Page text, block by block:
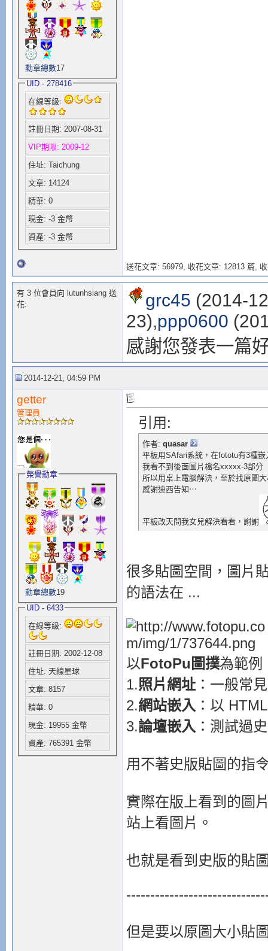
勳章總數17
UID - 278416
在線等級:
註冊日期: 2007-08-31
VIP期限: 2009-12
住址: Taichung
文章: 14124
精華: 0
現金: -3 金幣
資產: -3 金幣
送花文章: 56979, 收花文章: 12813 篇,
有 3 位會員向 lutunhsiang 送
花:
grc45 (2014-
23),ppp0600
感謝您發表一篇
2014-12-21, 04:59 PM
getter
管理員
榮譽勳章
勳章總數19
UID - 6433
在線等級:
註冊日期: 2002-12-08
住址: 天線星球
文章: 8157
精華: 0
現金: 19955 金幣
資產: 765391 金幣
引用:
作者: quasar
平板用SAfari系統，在fototu有3種嵌
我看不到後面圖片檔名xxxxx-3部分
所以用桌上電腦解決，至於找原圖
感謝迪西告知⋯
平板改天問我女兒解決看看，謝謝
很多貼圖空間，圖片
的語法在 ...
以FotoPu圖撲為範例
1.照片網址：一般常
2.網站嵌入 ：以
3.論壇嵌入 ：測試過
用不著史版貼圖的指
實際在版上看到的圖
站上看圖片。
也就是看到史版的貼
但是要以原圖大小貼